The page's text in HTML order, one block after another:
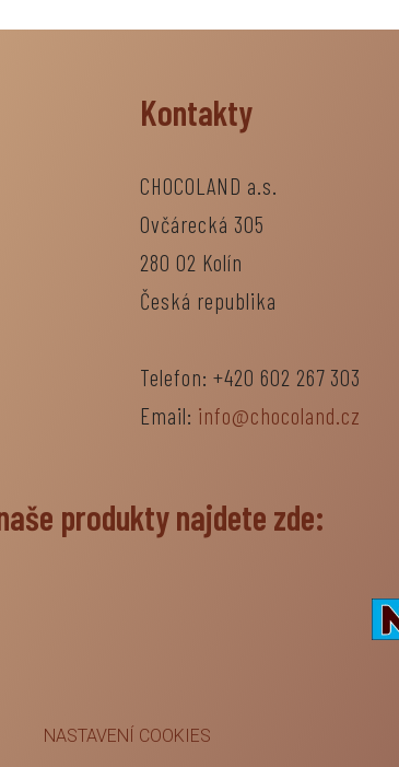
Kontakty
CHOCOLAND a.s.
Ovčárecká 305
280 02 Kolín
Česká republika
Telefon: +420 602 267 303
Email: info@chocoland.cz
produkty najdete zde:
NASTAVENÍ COOKIES